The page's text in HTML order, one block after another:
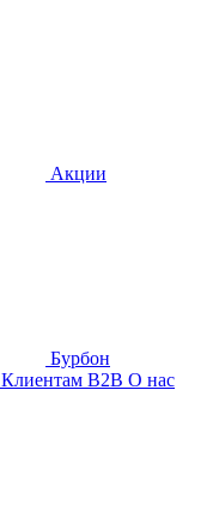
Акции
Бурбон
Клиентам B2B О нас